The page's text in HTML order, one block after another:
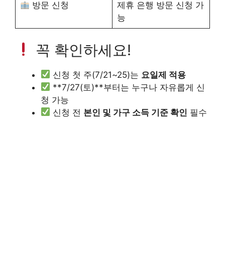
방문 신청
제휴 은행 방문 신청 가
능
꼭 확인하세요!
신청 첫 주(7/21~25)는 요일제 적용
**7/27(토)**부터는 누구나 자유롭게 신
청 가능
신청 전 본인 및 가구 소득 기준 확인 필수